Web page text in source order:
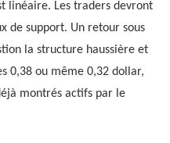
linéaire. Les traders devront
de support. Un retour sous
la structure haussière et
0,38 ou même 0,32 dollar,
montrés actifs par le